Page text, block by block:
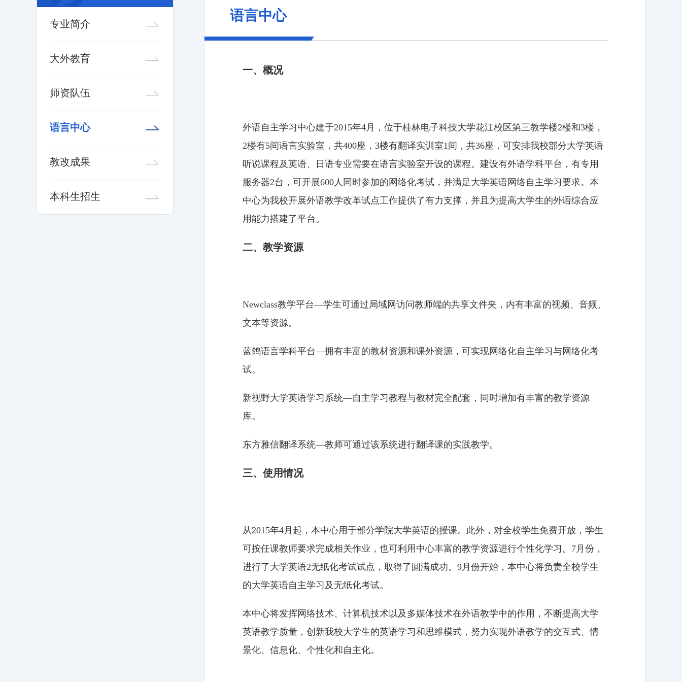
专业简介
大外教育
师资队伍
语言中心
教改成果
本科生招生
语言中心
一、概况
外语自主学习中心建于2015年4月，位于桂林电子科技大学花江校区第三教学楼2楼和3楼，
2楼有5间语言实验室，共400座，3楼有翻译实训室1间，共36座，可安排我校部分大学英语
听说课程及英语、日语专业需要在语言实验室开设的课程。建设有外语学科平台，有专用
服务器2台，可开展600人同时参加的网络化考试，并满足大学英语网络自主学习要求。本
中心为我校开展外语教学改革试点工作提供了有力支撑，并且为提高大学生的外语综合应
用能力搭建了平台。
二、教学资源
Newclass教学平台—学生可通过局域网访问教师端的共享文件夹，内有丰富的视频、音频、
文本等资源。
蓝鸽语言学科平台—拥有丰富的教材资源和课外资源，可实现网络化自主学习与网络化考
试。
新视野大学英语学习系统—自主学习教程与教材完全配套，同时增加有丰富的教学资源
库。
东方雅信翻译系统—教师可通过该系统进行翻译课的实践教学。
三、使用情况
从2015年4月起，本中心用于部分学院大学英语的授课。此外，对全校学生免费开放，学生
可按任课教师要求完成相关作业，也可利用中心丰富的教学资源进行个性化学习。7月份，
进行了大学英语2无纸化考试试点，取得了圆满成功。9月份开始，本中心将负责全校学生
的大学英语自主学习及无纸化考试。
本中心将发挥网络技术、计算机技术以及多媒体技术在外语教学中的作用，不断提高大学
英语教学质量，创新我校大学生的英语学习和思维模式，努力实现外语教学的交互式、情
景化、信息化、个性化和自主化。